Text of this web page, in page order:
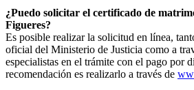
¿Puedo solicitar el certificado de
Figueres?
Es posible realizar la solicitud en línea,
oficial del Ministerio de Justicia como a
especialistas en el trámite con el pago por
recomendación es realizarlo a través de